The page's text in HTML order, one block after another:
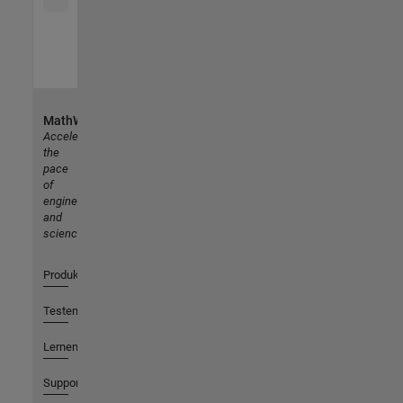
MathWorks
Accelerating
the
pace
of
engineering
and
science
Produkte
Testen oder Kaufen
Lernen
Support